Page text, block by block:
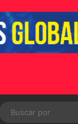
Switch skin